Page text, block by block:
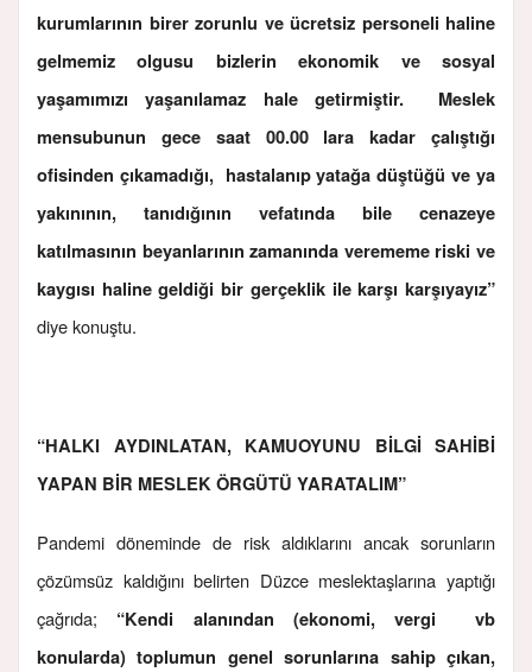
kurumlarının birer zorunlu ve ücretsiz personeli haline
gelmemiz olgusu bizlerin ekonomik ve sosyal
yaşamımızı yaşanılamaz hale getirmiştir. Meslek
mensubunun gece saat 00.00 lara kadar çalıştığı
ofisinden çıkamadığı, hastalanıp yatağa düştüğü ve ya
yakınının, tanıdığının vefatında bile cenazeye
katılmasının beyanlarının zamanında verememe riski ve
kaygısı haline geldiği bir gerçeklik ile karşı karşıyayız”
diye konuştu.
“HALKI AYDINLATAN, KAMUOYUNU BİLGİ SAHİBİ
YAPAN BİR MESLEK ÖRGÜTÜ YARATALIM”
Pandemi döneminde de risk aldıklarını ancak sorunların
çözümsüz kaldığını belirten Düzce meslektaşlarına yaptığı
çağrıda; “Kendi alanından (ekonomi, vergi vb
konularda) toplumun genel sorunlarına sahip çıkan,